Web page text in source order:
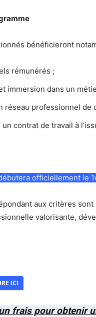
bénéficieront
rémunérés ;
immersion dans un
réseau professionnel de
un contrat de travail à
officiellement le
aux critères
valorisante,
ICI
frais pour obtenir